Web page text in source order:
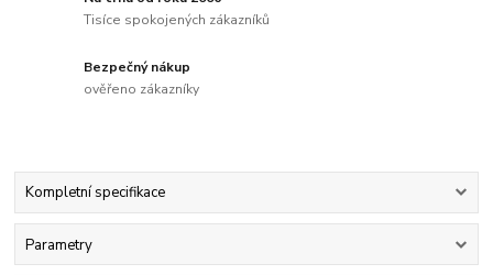
Tisíce spokojených zákazníků
Bezpečný nákup
ověřeno zákazníky
Kompletní specifikace
Parametry